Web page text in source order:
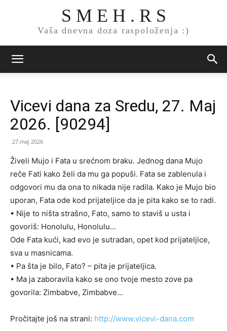
S M E H . R S
Vaša dnevna doza raspoloženja :)
Vicevi dana za Sredu, 27. Maj
2026. [90294]
27.maj 2026
Živeli Mujo i Fata u srećnom braku. Jednog dana Mujo
reče Fati kako želi da mu ga popuši. Fata se zablenula i
odgovori mu da ona to nikada nije radila. Kako je Mujo bio
uporan, Fata ode kod prijateljice da je pita kako se to radi.
• Nije to ništa strašno, Fato, samo to staviš u usta i
govoriš: Honolulu, Honolulu…
Ode Fata kući, kad evo je sutradan, opet kod prijateljice,
sva u masnicama.
• Pa šta je bilo, Fato? – pita je prijateljica.
• Ma ja zaboravila kako se ono tvoje mesto zove pa
govorila: Zimbabve, Zimbabve…
Pročitajte još na strani: http://www.vicevi-dana.com